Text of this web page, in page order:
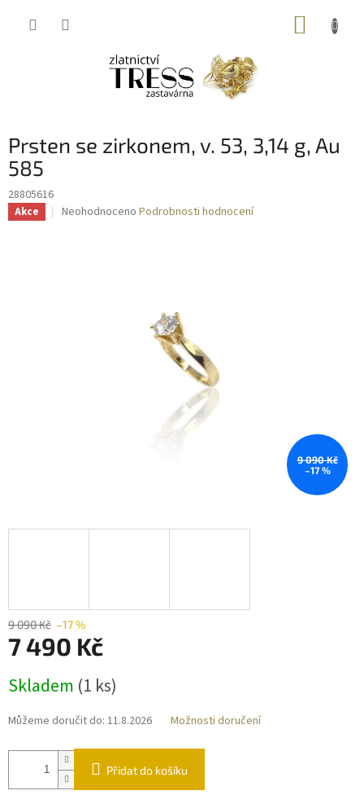
Prsten se zirkonem, v. 53, 3,14 g, Au
585
28805616
Akce
Průměrné
Neohodnoceno Podrobnosti hodnocení
9 090 Kč
–17 %
9 090 Kč –17 %
7 490 Kč
cena:
Skladem (1 ks)
Můžeme doručit do: 11.8.2026 Možnosti doručení
Přidat do košíku